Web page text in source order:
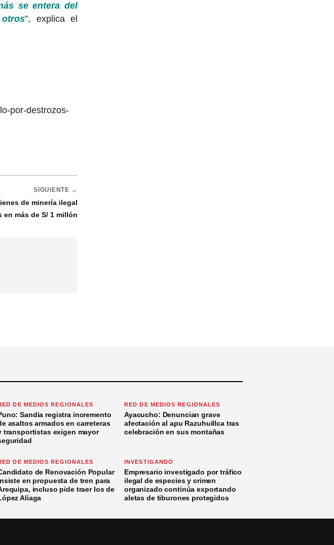
se entera del
”, explica el
por-destrozos-
SIGUIENTE →
de minería ilegal
en más de S/ 1 millón
DE MEDIOS REGIONALES
Sandia registra incremento
asaltos armados en carreteras
transportistas exigen mayor
RED DE MEDIOS REGIONALES
Ayacucho: Denuncian grave
afectación al apu Razuhuillca tras
celebración en sus montañas
DE MEDIOS REGIONALES
de Renovación Popular
en propuesta de tren para
incluso pide traer los de
Aliaga
INVESTIGANDO
Empresario investigado por tráfico
ilegal de especies y crimen
organizado continúa exportando
aletas de tiburones protegidos